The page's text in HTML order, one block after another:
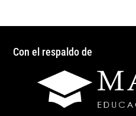
Con el respaldo de